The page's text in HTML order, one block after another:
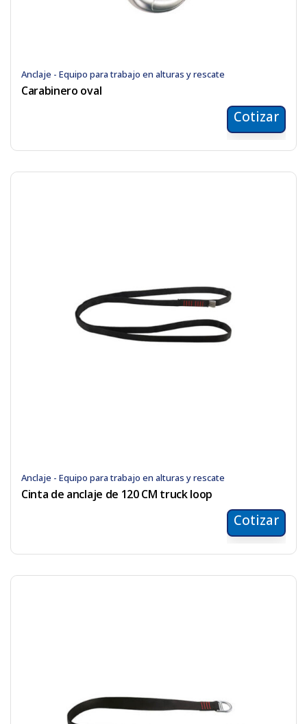
Anclaje - Equipo para trabajo en alturas y rescate
Carabinero oval
Cotizar
Anclaje - Equipo para trabajo en alturas y rescate
Cinta de anclaje de 120 CM truck loop
Cotizar